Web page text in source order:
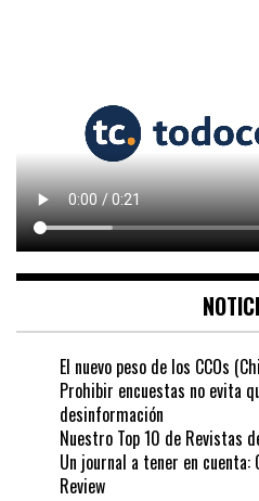
El nuevo peso de los CCOs
Prohibir encuestas no evita
desinformación
Nuestro Top 10 de Revistas
Un journal a tener en
Review